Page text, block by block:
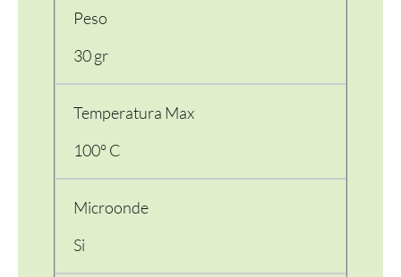
Peso
30 gr
Temperatura Max
100° C
Microonde
Si